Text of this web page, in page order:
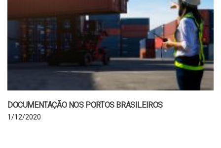
DOCUMENTAÇÃO NOS PORTOS BRASILEIROS
1/12/2020